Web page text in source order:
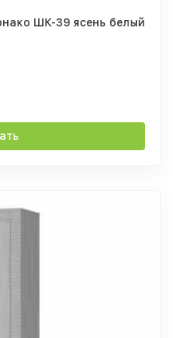
ШК-39 ясень белый